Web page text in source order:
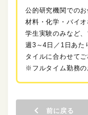
公的研究機関での
材料・化学・バイ
学生実験のみなど
週3～4日／1日あた
タイルに合わせてご
※フルタイム勤務の
前に戻る